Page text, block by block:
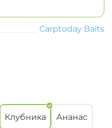
Carptoday Baits
Клубника Ананас